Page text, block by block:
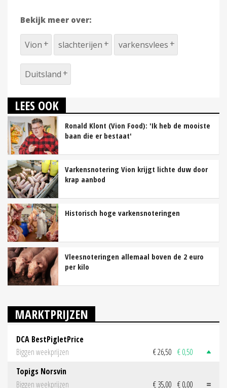
Bekijk meer over:
Vion slachterijen varkensvlees
Duitsland
LEES OOK
Ronald Klont (Vion Food): 'Ik heb de mooiste
baan die er bestaat'
Varkensnotering Vion krijgt lichte duw door
krap aanbod
Historisch hoge varkensnoteringen
Vleesnoteringen allemaal boven de 2 euro
per kilo
MARKTPRIJZEN
DCA BestPigletPrice
Biggen weekprijzen
€ 26,50 € 0,50
Topigs Norsvin
Biggen weekprijzen
€ 35,00 € 0,00